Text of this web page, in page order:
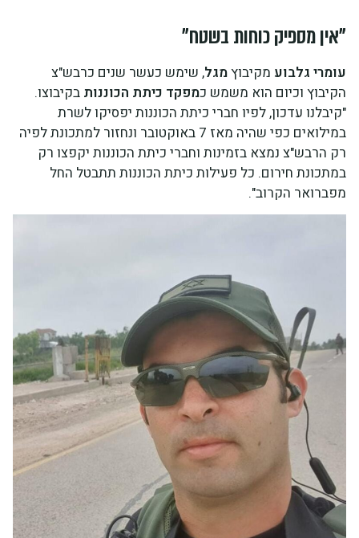
"אין מספיק כוחות בשטח"
עומרי גלבוע מקיבוץמגל, שימש כעשר שנים כרבש"צ
הקיבוץ וכיום הוא משמש כמפקד כיתת הכוננות בקיבוצו.
"קיבלנו עדכון, לפיו חברי כיתת הכוננות יפסיקו לשרת
במילואים כפי שהיה מאז 7 באוקטובר ונחזור למתכונת לפיה
רק הרבש"צ נמצא בזמינות וחברי כיתת הכוננות יקפצו רק
במתכונת חירום. כל פעילות כיתת הכוננות תתבטל החל
מפברואר הקרוב".